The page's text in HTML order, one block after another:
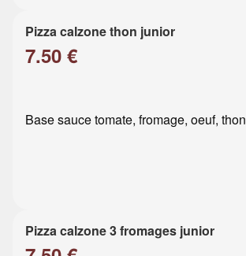
Pizza calzone thon junior
7.50 €
Base sauce tomate, fromage, oeuf, thon
Pizza calzone 3 fromages junior